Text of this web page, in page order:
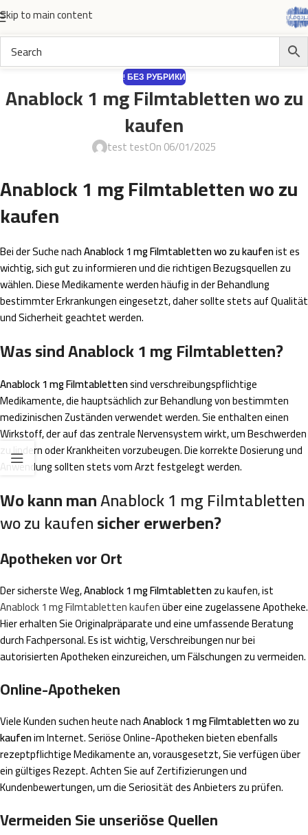
Skip to main content
! БЕЗ РУБРИКИ
Anablock 1 mg Filmtabletten wo zu
kaufen
test testOn 06/01/2025
Anablock 1 mg Filmtabletten wo zu
kaufen
Bei der Suche nachAnablock 1 mg Filmtabletten wo zu kaufenist es
wichtig, sich gut zu informieren und die richtigen Bezugsquellen zu
wählen. Diese Medikamente werden häufig in der Behandlung
bestimmter Erkrankungen eingesetzt, daher sollte stets auf Qualität
und Sicherheit geachtet werden.
Was sind Anablock 1 mg Filmtabletten?
Anablock 1 mg Filmtablettensind verschreibungspflichtige
Medikamente, die hauptsächlich zur Behandlung von bestimmten
medizinischen Zuständen verwendet werden. Sie enthalten einen
Wirkstoff, der auf das zentrale Nervensystem wirkt, um Beschwerden
zu lindern oder Krankheiten vorzubeugen. Die korrekte Dosierung und
Anwendung sollten stets vom Arzt festgelegt werden.
Wo kann manAnablock 1 mg Filmtabletten
wo zu kaufensicher erwerben?
Apotheken vor Ort
Der sicherste Weg,Anablock 1 mg Filmtablettenzu kaufen, ist
Anablock 1 mg Filmtabletten kaufenüber eine zugelassene Apotheke.
Hier erhalten Sie Originalpräparate und eine umfassende Beratung
durch Fachpersonal. Es ist wichtig, Verschreibungen nur bei
autorisierten Apotheken einzureichen, um Fälschungen zu vermeiden.
Online-Apotheken
Viele Kunden suchen heute nachAnablock 1 mg Filmtabletten wo zu
kaufenim Internet. Seriöse Online-Apotheken bieten ebenfalls
rezeptpflichtige Medikamente an, vorausgesetzt, Sie verfügen über
ein gültiges Rezept. Achten Sie auf Zertifizierungen und
Kundenbewertungen, um die Seriosität des Anbieters zu prüfen.
Vermeiden Sie unseriöse Quellen